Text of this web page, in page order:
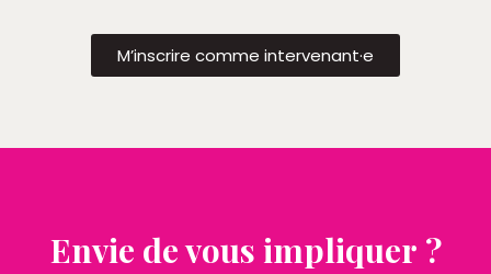
M’inscrire comme intervenant·e
Envie de vous impliquer ?